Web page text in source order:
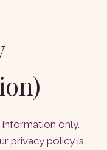
only.
privacy policy is